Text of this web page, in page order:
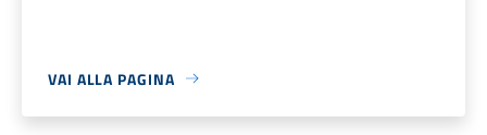
VAI ALLA PAGINA